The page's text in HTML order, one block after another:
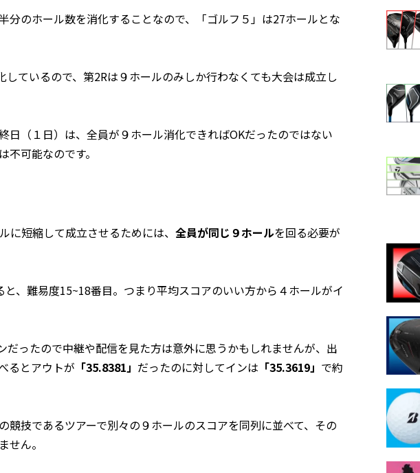
分のホール数を消化することなので、「ゴルフ５」は27ホールとな
ているので、第2Rは９ホールのみしか行わなくても大会は成立し
日（１日）は、全員が９ホール消化できればOKだったのではない
可能なのです。
に短縮して成立させるためには、 全員が同じ９ホールを回る必要が
、難易度15~18番目。つまり平均スコアのいい方から４ホールがイ
だったので中継や配信を見た方は意外に思うかもしれませんが、出
るとアウトが 「35.8381」 だったのに対してインは 「35.3619」 で約
競技であるツアーで別々の９ホールのスコアを同列に並べて、その
せん。